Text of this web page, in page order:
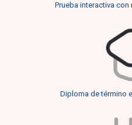
Prueba interactiva
Diploma de término